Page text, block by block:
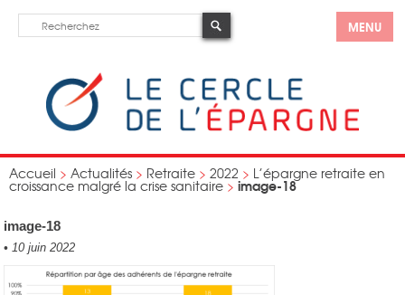
MENU
Accueil > Actualités > Retraite > 2022 > L’épargne retraite en
croissance malgré la crise sanitaire > image-18
image-18
• 10 juin 2022